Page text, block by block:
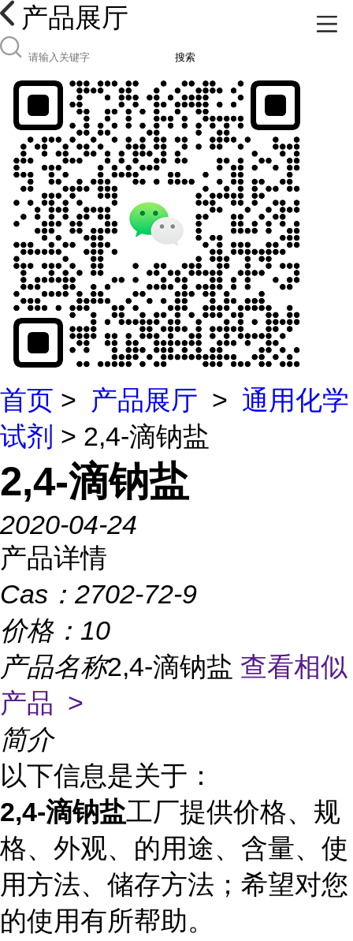
产品展厅
搜索
首页 > 产品展厅 > 通用化学
试剂 > 2,4-滴钠盐
2,4-滴钠盐
2020-04-24
产品详情
Cas： 2702-72-9
价格： 10
产品名称2,4-滴钠盐 查看相似
产品 >
简介
以下信息是关于：
2,4-滴钠盐工厂提供价格、规
格、外观、的用途、含量、使
用方法、储存方法；希望对您
的使用有所帮助。